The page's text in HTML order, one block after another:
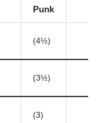
Punk
(4½)
(3½)
(3)